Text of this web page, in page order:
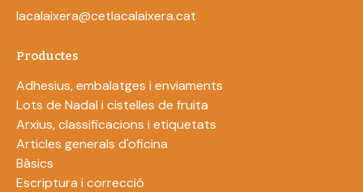
lacalaixera@cetlacalaixera.cat
Productes
Adhesius, embalatges i enviaments
Lots de Nadal i cistelles de fruita
Arxius, classificacions i etiquetats
Articles generals d'oficina
Bàsics
Escriptura i correcció